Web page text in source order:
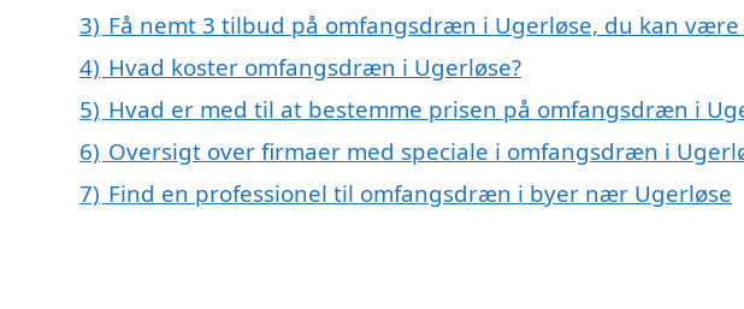
3) Få nemt 3 tilbud på omfangsdræn i Ugerløse, du kan
4) Hvad koster omfangsdræn i Ugerløse?
5) Hvad er med til at bestemme prisen på omfangsdræn i
6) Oversigt over firmaer med speciale i omfangsdræn i
7) Find en professionel til omfangsdræn i byer nær Ugerløse